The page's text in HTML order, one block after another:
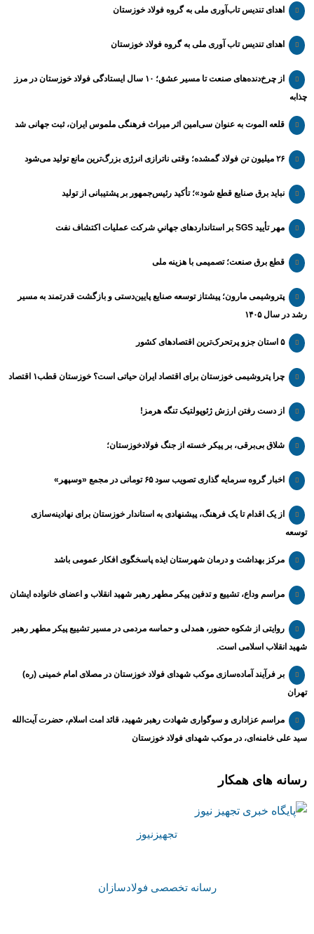
اهدای تندیس تاب‌آوری ملی به گروه فولاد خوزستان
اهدای تندیس تاب آوری ملی به گروه فولاد خوزستان
از چرخ‌دنده‌های صنعت تا مسیر عشق؛ ۱۰ سال ایستادگی فولاد خوزستان در مرز
چذابه
قلعه الموت به عنوان سی‌امین اثر میراث‌ فرهنگی ملموس ایران، ثبت جهانی شد
۲۶ میلیون تن فولاد گمشده؛ وقتی ناترازی انرژی بزرگ‌ترین مانع تولید می‌شود
نباید برق صنایع قطع شود»؛ تأکید رئیس‌جمهور بر پشتیبانی از تولید
مهر تأیید SGS بر استانداردهای جهانیِ شرکت عملیات اکتشاف نفت
قطع برق صنعت؛ تصمیمی با هزینه ملی
پتروشیمی مارون؛ پیشتاز توسعه صنایع پایین‌دستی و بازگشت قدرتمند به مسیر
رشد در سال ۱۴۰۵
۵ استان جزو پرتحرک‌ترین اقتصاد‌های کشور
چرا پتروشیمی خوزستان برای اقتصاد ایران حیاتی است؟ خوزستان قطب۱ اقتصاد
از دست رفتن ارزش ژئوپولتیک تنگه هرمز!
شلاق‌ بی‌برقی، بر پیکر خسته‌ از جنگ فولادخوزستان؛
اخبار گروه سرمایه گذاری تصویب سود ۶۵ تومانی در مجمع «وسپهر»
از یک اقدام تا یک فرهنگ، پیشنهادی به استاندار خوزستان برای نهادینه‌سازی
توسعه
مرکز بهداشت و درمان شهرستان ایذه پاسخگوی افکار عمومی باشد
مراسم وداع، تشییع و تدفین پیکر مطهر رهبر شهید انقلاب و اعضای خانواده ایشان
روایتی از شکوه حضور، همدلی و حماسه مردمی در مسیر تشییع پیکر مطهر رهبر
شهید انقلاب اسلامی است.
بر فرآیند آماده‌سازی موکب شهدای فولاد خوزستان در مصلای امام خمینی (ره)
تهران
مراسم عزاداری و سوگواری شهادت رهبر شهید، قائد امت اسلام، حضرت آیت‌الله
سید علی خامنه‌ای، در موکب شهدای فولاد خوزستان
رسانه های همکار
تجهیزنیوز
رسانه تخصصی فولادسازان